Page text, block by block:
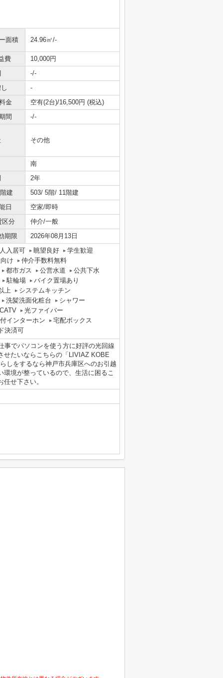
面積 24.96㎡/-
費
10,000円
-/-
-
金
空有(2台)/16,500円 (税込)
間
-/-
その他
南
2年
建
503/ 5階/ 11階建
日
空家/即時
区分
仲介/一般
期限
2026年08月13日
入居可
眺望良好
学生歓迎
け
仲介手数料無料
都市ガス
公営水道
公共下水
駐輪場
バイク置場あり
上
システムキッチン
洗髪洗面化粧台
シャワー
CATV
光ファイバー
インターホン
宅配ボックス
決済可
事でパソコンを使う方に好評の光回線
せたいならこちらの「LIVIAZ KOBE
しをするなら神戸市兵庫区へのお引越
境が整っているので、生活に困るこ
せ下さい。